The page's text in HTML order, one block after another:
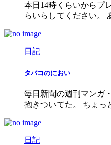
本日14時くらいからプ
らいらしてください。
日記
タバコのにおい
毎日新聞の週刊マンガ
抱きついてた。 ちょっ
日記